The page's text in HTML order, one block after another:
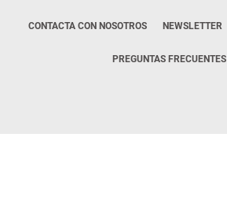
CONTACTA CON NOSOTROS NEWSLETTER
PREGUNTAS FRECUENTES